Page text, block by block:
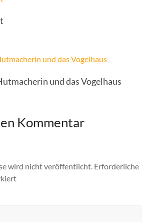
und das Vogelhaus
Kommentar
wird nicht veröffentlicht. Erforderliche